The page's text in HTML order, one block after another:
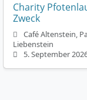
Charity
Zweck
Café Altenstein,
Liebenstein
5. September